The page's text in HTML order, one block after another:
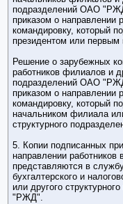
подразделений ОАО
приказом о направлении
командировку, который
президентом или первым
Решение о зарубежных
работников филиалов и
подразделений ОАО
приказом о направлении
командировку, который
начальником филиала
структурного
5. Копии подписанных
направлении работников
представляются в
бухгалтерского и
или другого
"РЖД".